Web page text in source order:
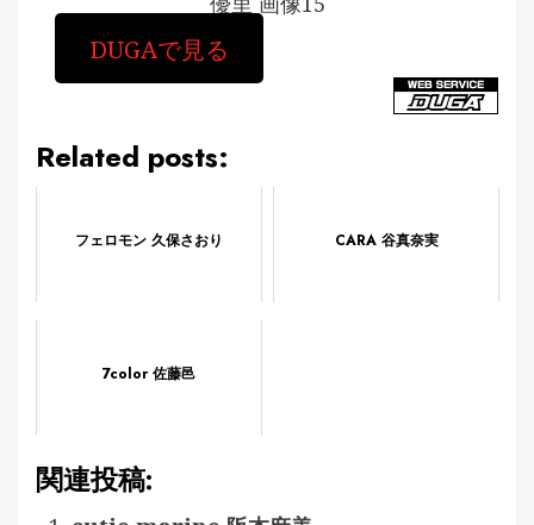
DUGAで見る
Related posts:
フェロモン 久保さおり CARA 谷真奈実
7color 佐藤邑
関連投稿: